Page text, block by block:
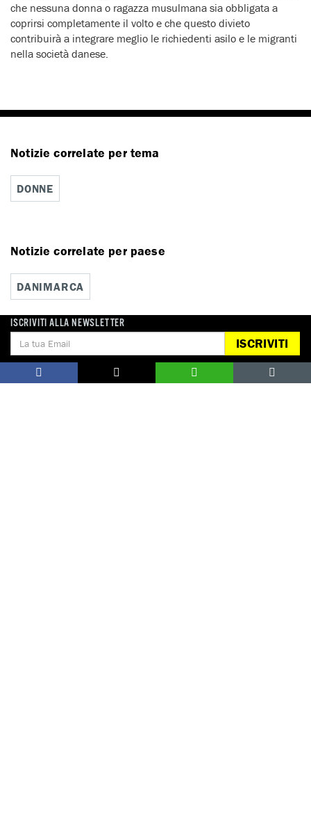
che nessuna donna o ragazza musulmana sia obbligata a
coprirsi completamente il volto e che questo divieto
contribuirà a integrare meglio le richiedenti asilo e le migranti
nella società danese.
Notizie correlate per tema
DONNE
Notizie correlate per paese
DANIMARCA
Campagne correlate
I DIFENSORI DEI DIRITTI UMANI
ISCRIVITI ALLA NEWSLETTER
ISCRIVITI